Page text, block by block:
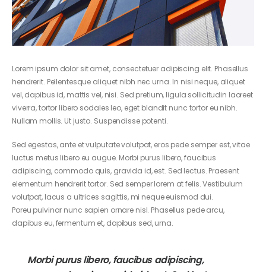
Lorem ipsum dolor sit amet, consectetuer adipiscing elit. Phasellus
hendrerit. Pellentesque aliquet nibh nec urna. In nisi neque, aliquet
vel, dapibus id, mattis vel, nisi. Sed pretium, ligula sollicitudin laoreet
viverra, tortor libero sodales leo, eget blandit nunc tortor eu nibh.
Nullam mollis. Ut justo. Suspendisse potenti.
Sed egestas, ante et vulputate volutpat, eros pede semper est, vitae
luctus metus libero eu augue. Morbi purus libero, faucibus
adipiscing, commodo quis, gravida id, est. Sed lectus. Praesent
elementum hendrerit tortor. Sed semper lorem at felis. Vestibulum
volutpat, lacus a ultrices sagittis, mi neque euismod dui.
Poreu pulvinar nunc sapien ornare nisl. Phasellus pede arcu,
dapibus eu, fermentum et, dapibus sed, urna.
Morbi purus libero, faucibus adipiscing,